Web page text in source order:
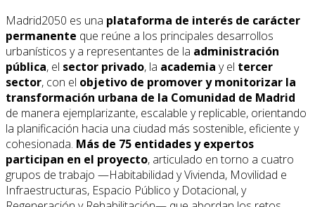
Madrid2050 es una plataforma de interés de carácter
permanente que reúne a los principales desarrollos
urbanísticos y a representantes de la administración
pública, el sector privado, la academia y el tercer
sector, con el objetivo de promover y monitorizar la
transformación urbana de la Comunidad de Madrid
de manera ejemplarizante, escalable y replicable, orientando
la planificación hacia una ciudad más sostenible, eficiente y
cohesionada. Más de 75 entidades y expertos
participan en el proyecto, articulado en torno a cuatro
grupos de trabajo —Habitabilidad y Vivienda, Movilidad e
Infraestructuras, Espacio Público y Dotacional, y